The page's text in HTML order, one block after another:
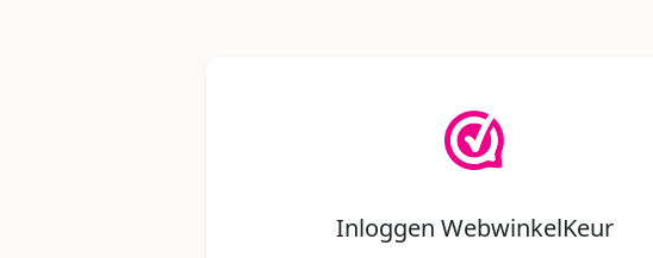
Inloggen WebwinkelKeur